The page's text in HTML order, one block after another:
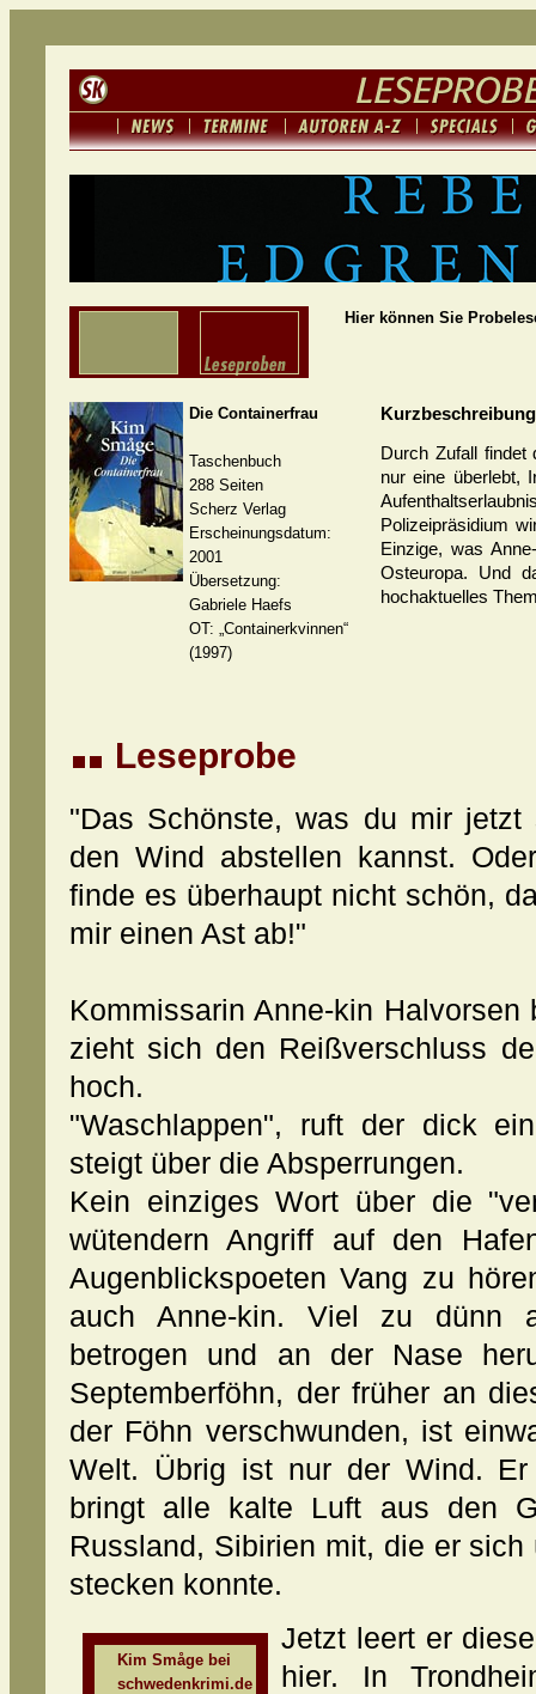
Hier können Sie
Die Containerfrau
Taschenbuch
288 Seiten
Scherz Verlag
Erscheinungsdatum:
2001
Übersetzung:
Gabriele Haefs
OT: „Containerkvinnen“
(1997)
Kurzbeschreibung
Durch Zufall findet
nur eine überlebt,
Polizeipräsidium
Einzige, was
Osteuropa. Und
hochaktuelles
Leseprobe
"Das Schönste, was du mir
den Wind abstellen kannst.
finde es überhaupt nicht schön,
mir einen Ast ab!"
Kommissarin Anne-kin
zieht sich den Reißverschluss
hoch.
"Waschlappen", ruft der dick
steigt über die Absperrungen.
Kein einziges Wort über die
wütendern Angriff auf den
Augenblickspoeten Vang zu
auch Anne-kin. Viel zu dünn
betrogen und an der Nase
Septemberföhn, der früher an
der Föhn verschwunden, ist
Welt. Übrig ist nur der Wind.
bringt alle kalte Luft aus den
Russland, Sibirien mit, die er
stecken konnte.
Kim Småge bei
schwedenkrimi.de
Jetzt leert er
hier. In